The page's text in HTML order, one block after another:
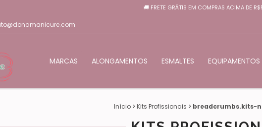
🚚 FRETE GRÁTIS EM COMPRAS ACIMA DE
MARCAS ALONGAMENTOS ESMALTES EQUIPAMENTOS
Início > Kits Profissionais > breadcrumbs.kits-